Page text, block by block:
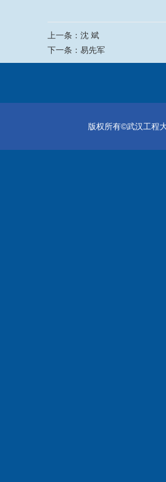
上一条： 沈 斌
下一条： 易先军
版权所有©武汉工程